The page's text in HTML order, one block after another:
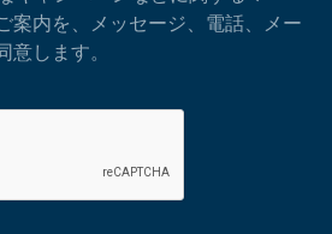
案内を、メッセージ、電話、メー
意します。